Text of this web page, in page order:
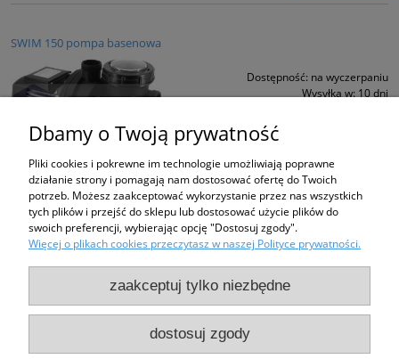
SWIM 150 pompa basenowa
Dostępność: na wyczerpaniu
Wysyłka w: 10 dni
zawiera 23% VAT, bez kosztów dostawy
do koszyka
Zakupy
Pomoc
Moje konto
Dbamy o Twoją prywatność
Pliki cookies i pokrewne im technologie umożliwiają poprawne
działanie strony i pomagają nam dostosować ofertę do Twoich
potrzeb. Możesz zaakceptować wykorzystanie przez nas wszystkich
tych plików i przejść do sklepu lub dostosować użycie plików do
swoich preferencji, wybierając opcję "Dostosuj zgody".
Więcej o plikach cookies przeczytasz w naszej Polityce prywatności.
zaakceptuj tylko niezbędne
dostosuj zgody